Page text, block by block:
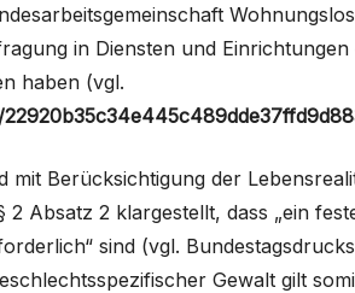
in Diensten und
haben (vgl.
mit Berücksichtigung der
Absatz 2 klargestellt, dass „ein
sind (vgl.
Gewalt gilt